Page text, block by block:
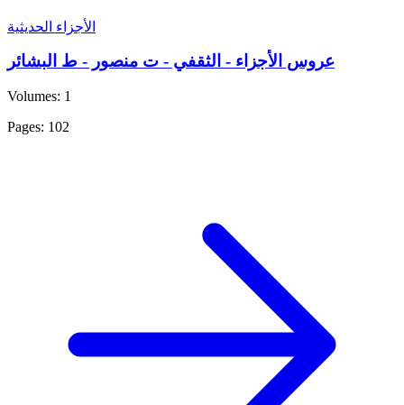
الأجزاء الحديثية
عروس الأجزاء - الثقفي - ت منصور - ط البشائر
Volumes: 1
Pages: 102